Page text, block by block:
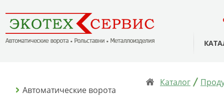
Автоматические ворота
Каталог